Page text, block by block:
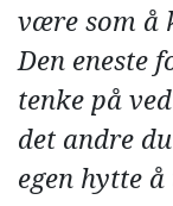
være som å
Den eneste
tenke på
det andre
egen hytte